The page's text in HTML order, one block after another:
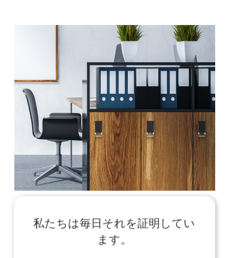
私たちは毎日それを証明してい
ます。